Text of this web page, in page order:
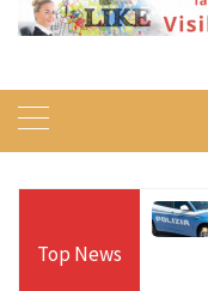
Top News
ore sulle Alpi:
Cervino e